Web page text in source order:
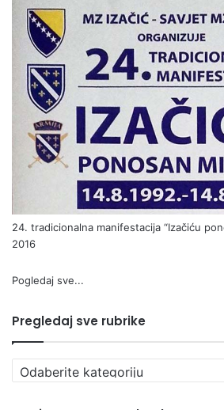
24. tradicionalna manifestacija “Izačiću
2016
Pogledaj sve...
Pregledaj sve rubrike
r